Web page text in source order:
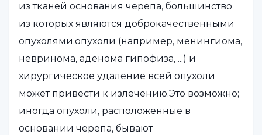
из тканей основания черепа, большинство
из которых являются доброкачественными
опухолями.опухоли (например, менингиома,
невринома, аденома гипофиза, ...) и
хирургическое удаление всей опухоли
может привести к излечению.Это возможно;
иногда опухоли, расположенные в
основании черепа, бывают